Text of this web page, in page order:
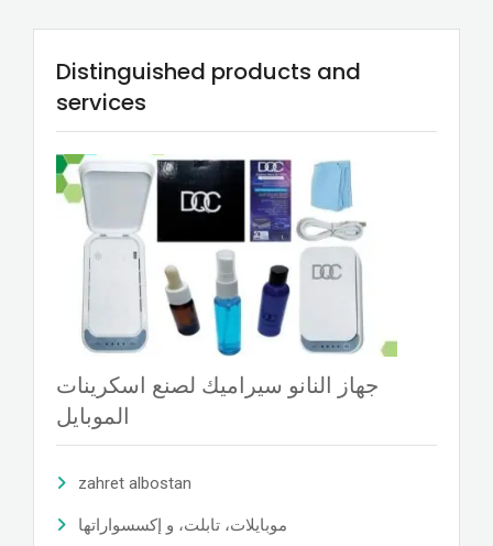
Distinguished products and
services
جهاز النانو سيراميك لصنع اسكرينات
الموبايل
zahret albostan
موبايلات، تابلت، و إكسسواراتها